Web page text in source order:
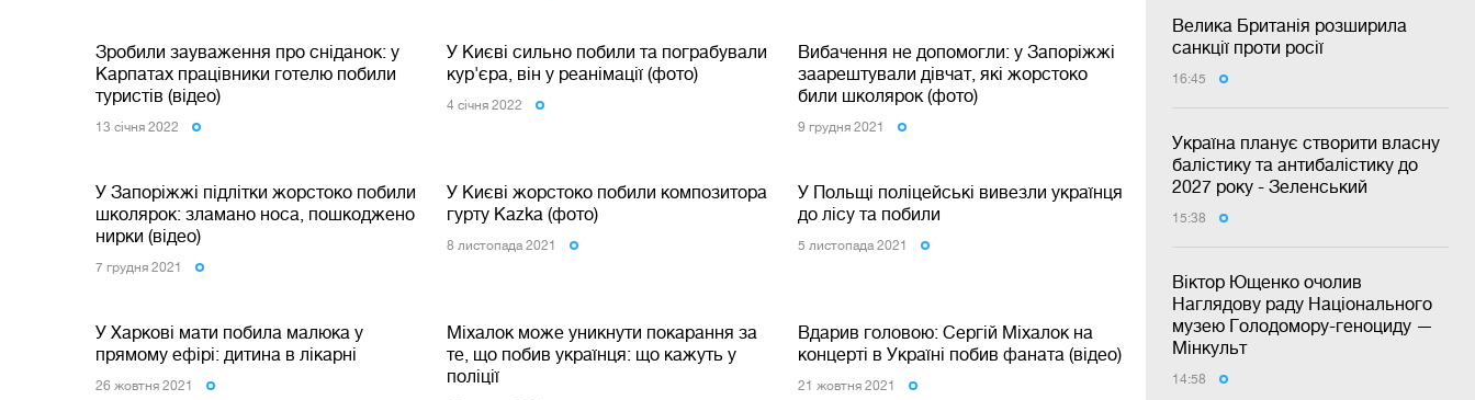
Велика Британія розширила
санкції проти росії
16:45
Україна планує створити власну
балістику та антибалістику до
2027 року - Зеленський
15:38
Віктор Ющенко очолив
Наглядову раду Національного
музею Голодомору-геноциду —
Мінкульт
14:58
Зробили зауваження про сніданок: у
Карпатах працівники готелю побили
туристів (відео)
13 сiчня 2022
У Києві сильно побили та пограбували
кур'єра, він у реанімації (фото)
4 сiчня 2022
Вибачення не допомогли: у Запоріжжі
заарештували дівчат, які жорстоко
били школярок (фото)
9 грудня 2021
У Запоріжжі підлітки жорстоко побили
школярок: зламано носа, пошкоджено
нирки (відео)
7 грудня 2021
У Києві жорстоко побили композитора
гурту Kazka (фото)
8 листопада 2021
У Польщі поліцейські вивезли українця
до лісу та побили
5 листопада 2021
У Харкові мати побила малюка у
прямому ефірі: дитина в лікарні
26 жовтня 2021
Міхалок може уникнути покарання за
те, що побив українця: що кажуть у
поліції
Вдарив головою: Сергій Міхалок на
концерті в Україні побив фаната (відео)
21 жовтня 2021